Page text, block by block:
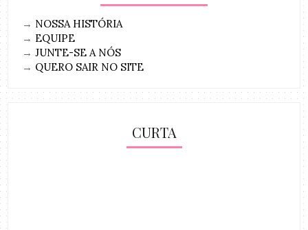
→ NOSSA HISTÓRIA
→ EQUIPE
→JUNTE-SE A NÓS
→ QUERO SAIR NO SITE
CURTA